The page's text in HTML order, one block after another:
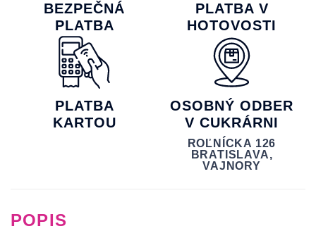
BEZPEČNÁ
PLATBA
PLATBA V
HOTOVOSTI
PLATBA
KARTOU
OSOBNÝ ODBER
V CUKRÁRNI
ROĽNÍCKA 126
BRATISLAVA,
VAJNORY
POPIS